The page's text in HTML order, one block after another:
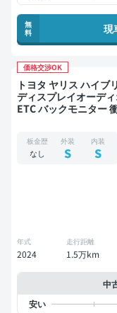
無
料
現
価格交渉OK
トヨタ ヤリス ハイブリッドG 美品 禁煙車
ディスプレイオーデ
ETC バックモニター
板金歴
なし
外装
S
内装
S
年式
2024
走行距離
1.5万km
中